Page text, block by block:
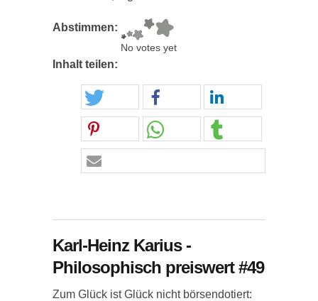
Abstimmen:
No votes yet
Inhalt teilen:
Karl-Heinz Karius -
Philosophisch preiswert #49
Zum Glück ist Glück nicht börsendotiert: